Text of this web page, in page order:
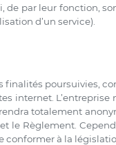
de par leur fonction,
d’un service).
poursuivies,
internet.
totalement
Règlement.
à la